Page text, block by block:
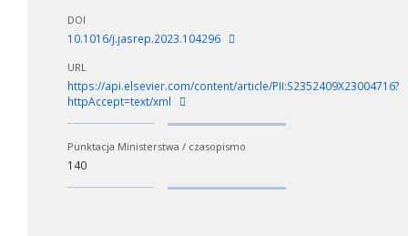
Jeśli generowanie trwa zbyt długo można ograniczyć dane np.
zmniejszając zakres lat.
Anuluj
DOI
10.1016/j.jasrep.2023.104296
URL
https://api.elsevier.com/content/article/PII:S2352409X23004716?
httpAccept=text/xml
Punktacja Ministerstwa / czasopismo
140